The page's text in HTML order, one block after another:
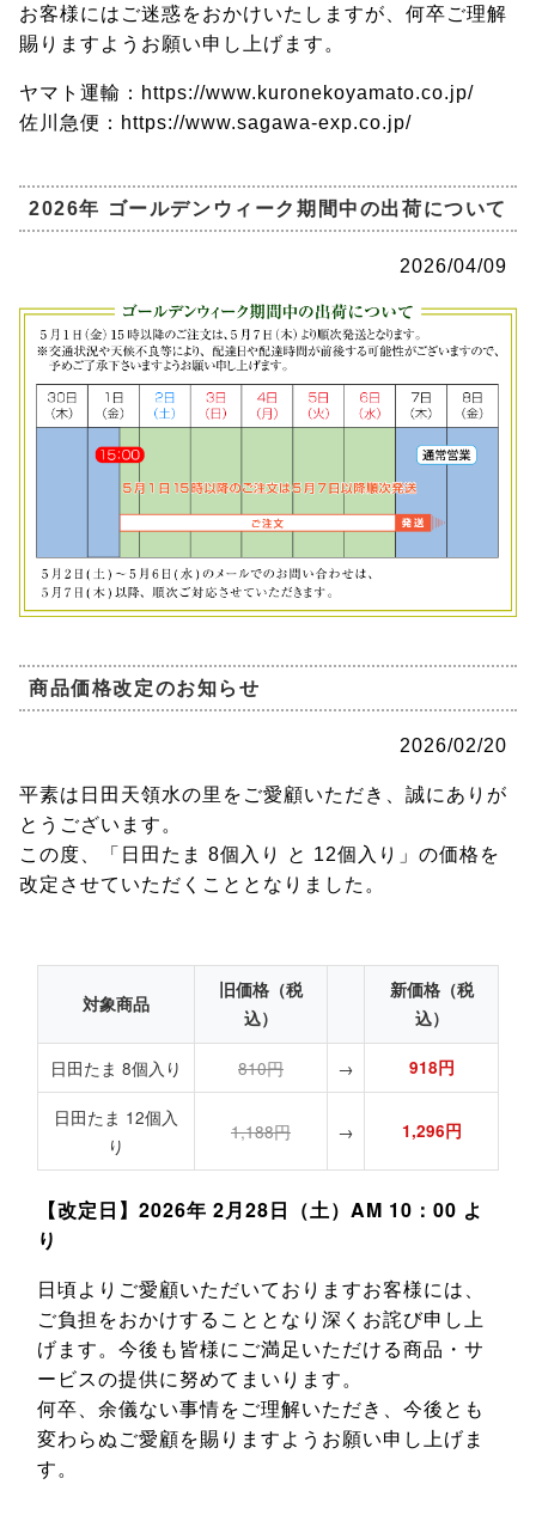
お客様にはご迷惑をおかけいたしますが、何卒ご理解
賜りますようお願い申し上げます。
ヤマト運輸：https://www.kuronekoyamato.co.jp/
佐川急便：https://www.sagawa-exp.co.jp/
2026年 ゴールデンウィーク期間中の出荷について
2026/04/09
商品価格改定のお知らせ
2026/02/20
平素は日田天領水の里をご愛顧いただき、誠にありが
とうございます。
この度、「日田たま 8個入り と 12個入り」の価格を
改定させていただくこととなりました。
対象商品
旧価格（税
込）
新価格（税
込）
日田たま 8個入り 810円 → 918円
日田たま 12個入
り
1,188円 → 1,296円
【改定日】2026年 2月28日（土）AM 10：00 よ
り
日頃よりご愛顧いただいておりますお客様には、
ご負担をおかけすることとなり深くお詫び申し上
げます。今後も皆様にご満足いただける商品・サ
ービスの提供に努めてまいります。
何卒、余儀ない事情をご理解いただき、今後とも
変わらぬご愛顧を賜りますようお願い申し上げま
す。